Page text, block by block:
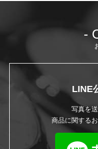
-
LINE
写真を
商品に関する